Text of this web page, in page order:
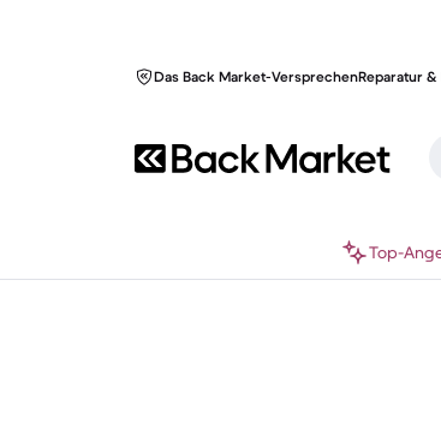
Das Back Market-VersprechenReparatur &
Top-